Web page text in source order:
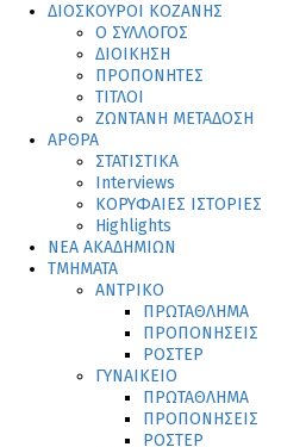
ΔΙΟΣΚΟΥΡΟΙ ΚΟΖΑΝΗΣ
Ο ΣΥΛΛΟΓΟΣ
ΔΙΟΙΚΗΣΗ
ΠΡΟΠΟΝΗΤΕΣ
ΤΙΤΛΟΙ
ΖΩΝΤΑΝΗ ΜΕΤΑΔΟΣΗ
ΑΡΘΡΑ
ΣΤΑΤΙΣΤΙΚΑ
Interviews
ΚΟΡΥΦΑΙΕΣ ΙΣΤΟΡΙΕΣ
Highlights
ΝΕΑ ΑΚΑΔΗΜΙΩΝ
ΤΜΗΜΑΤΑ
ΑΝΤΡΙΚΟ
ΠΡΩΤΑΘΛΗΜΑ
ΠΡΟΠΟΝΗΣΕΙΣ
ΡΟΣΤΕΡ
ΓΥΝΑΙΚΕΙΟ
ΠΡΩΤΑΘΛΗΜΑ
ΠΡΟΠΟΝΗΣΕΙΣ
ΡΟΣΤΕΡ